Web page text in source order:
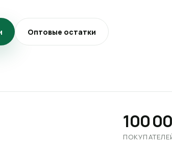
Оптовые остатки
100